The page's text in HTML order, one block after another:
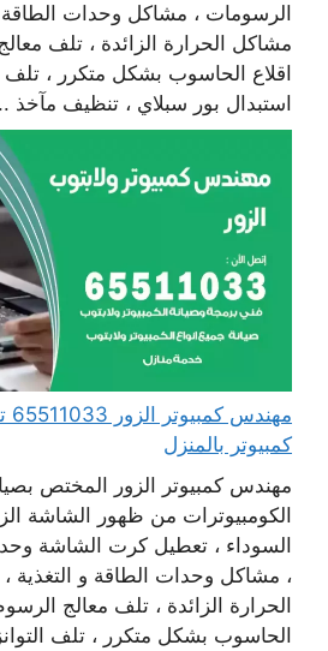
الرسومات ، مشاكل وحدات الطاقة
مشاكل الحرارة الزائدة ، تلف
اقلاع الحاسوب بشكل متكرر ، تلف
استبدال بور سبلاي ، تنظيف مآخذ
كمبيوتر بالمنزل
مهندس كمبيوتر الزور المختص
الكومبيوترات من ظهور الشاشة
السوداء ، تعطيل كرت الشاشة
، مشاكل وحدات الطاقة و التغذية
الحرارة الزائدة ، تلف معالج
الحاسوب بشكل متكرر ، تلف